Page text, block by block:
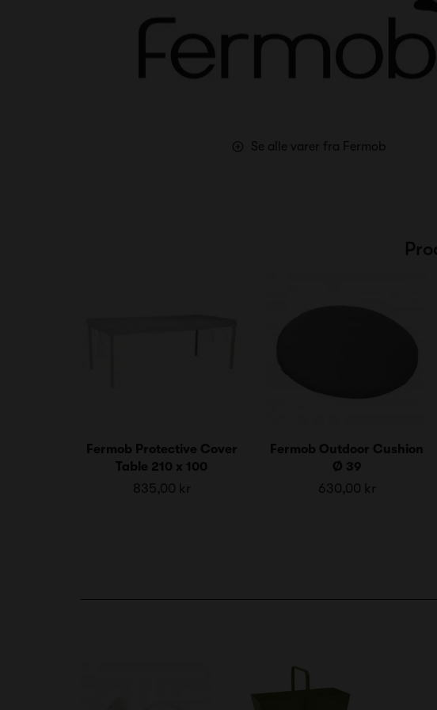
Se alle varer fra Fermob
Fermob Protective Cover
Table 210 x 100
835,00 kr
Fermob Outdoor Cushion
Ø 39
630,00 kr